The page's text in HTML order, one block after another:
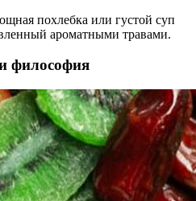
похлебка или густой суп
ароматными травами.
философия